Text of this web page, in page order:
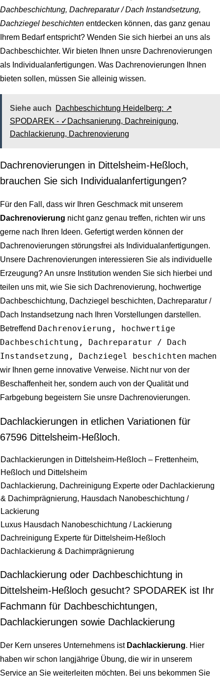
Dachbeschichtung, Dachreparatur / Dach Instandsetzung,
Dachziegel beschichten entdecken können, das ganz genau
Ihrem Bedarf entspricht? Wenden Sie sich hierbei an uns als
Dachbeschichter. Wir bieten Ihnen unsre Dachrenovierungen
als Individualanfertigungen. Was Dachrenovierungen Ihnen
bieten sollen, müssen Sie alleinig wissen.
Siehe auch
Dachbeschichtung Heidelberg: ↗️
SPODAREK - ✓Dachsanierung, Dachreinigung,
Dachlackierung, Dachrenovierung
Dachrenovierungen in Dittelsheim-Heßloch,
brauchen Sie sich Individualanfertigungen?
Für den Fall, dass wir Ihren Geschmack mit unserem
Dachrenovierung nicht ganz genau treffen, richten wir uns
gerne nach Ihren Ideen. Gefertigt werden können der
Dachrenovierungen störungsfrei als Individualanfertigungen.
Unsere Dachrenovierungen interessieren Sie als individuelle
Erzeugung? An unsre Institution wenden Sie sich hierbei und
teilen uns mit, wie Sie sich Dachrenovierung, hochwertige
Dachbeschichtung, Dachziegel beschichten, Dachreparatur /
Dach Instandsetzung nach Ihren Vorstellungen darstellen.
Betreffend Dachrenovierung, hochwertige
Dachbeschichtung, Dachreparatur / Dach
Instandsetzung, Dachziegel beschichten machen
wir Ihnen gerne innovative Verweise. Nicht nur von der
Beschaffenheit her, sondern auch von der Qualität und
Farbgebung begeistern Sie unsre Dachrenovierungen.
Dachlackierungen in etlichen Variationen für
67596 Dittelsheim-Heßloch.
Dachlackierungen in Dittelsheim-Heßloch – Frettenheim,
Heßloch und Dittelsheim
Dachlackierung, Dachreinigung Experte oder Dachlackierung
& Dachimprägnierung, Hausdach Nanobeschichtung /
Lackierung
Luxus Hausdach Nanobeschichtung / Lackierung
Dachreinigung Experte für Dittelsheim-Heßloch
Dachlackierung & Dachimprägnierung
Dachlackierung oder Dachbeschichtung in
Dittelsheim-Heßloch gesucht? SPODAREK ist Ihr
Fachmann für Dachbeschichtungen,
Dachlackierungen sowie Dachlackierung
Der Kern unseres Unternehmens ist Dachlackierung. Hier
haben wir schon langjährige Übung, die wir in unserem
Service an Sie weiterleiten möchten. Bei uns bekommen Sie